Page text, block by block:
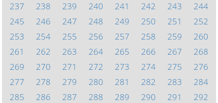
237
238 239 240 241 242 243
244
245
246 247 248 249 250 251
252
253
254 255 256 257 258 259
260
261
262 263 264 265 266 267
268
269
270 271 272 273 274 275
276
277
278 279 280 281 282 283
284
285
286 287 288 289 290 291
292